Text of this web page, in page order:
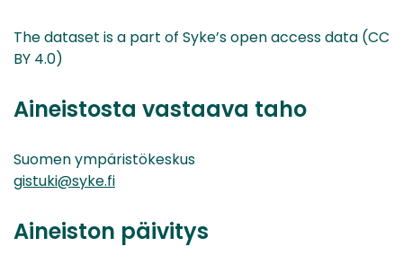
The dataset is a part of Syke’s open access data (CC
BY 4.0)
Aineistosta vastaava taho
Suomen ympäristökeskus
gistuki@syke.fi
Aineiston päivitys